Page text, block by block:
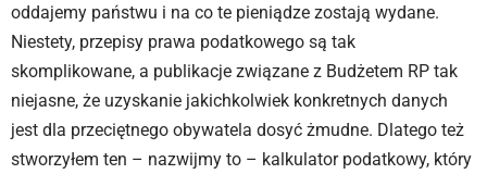
oddajemy państwu i na co te pieniądze zostają wydane.
Niestety, przepisy prawa podatkowego są tak
skomplikowane, a publikacje związane z Budżetem RP tak
niejasne, że uzyskanie jakichkolwiek konkretnych danych
jest dla przeciętnego obywatela dosyć żmudne. Dlatego też
stworzyłem ten – nazwijmy to – kalkulator podatkowy, który